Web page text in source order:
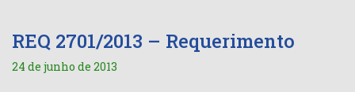
REQ 2701/2013 – Requerimento
24 de junho de 2013